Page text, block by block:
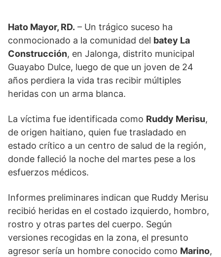
Hato Mayor, RD. – Un trágico suceso ha
conmocionado a la comunidad del batey La
Construcción, en Jalonga, distrito municipal
Guayabo Dulce, luego de que un joven de 24
años perdiera la vida tras recibir múltiples
heridas con un arma blanca.
La víctima fue identificada como Ruddy Merisu,
de origen haitiano, quien fue trasladado en
estado crítico a un centro de salud de la región,
donde falleció la noche del martes pese a los
esfuerzos médicos.
Informes preliminares indican que Ruddy Merisu
recibió heridas en el costado izquierdo, hombro,
rostro y otras partes del cuerpo. Según
versiones recogidas en la zona, el presunto
agresor sería un hombre conocido como Marino,